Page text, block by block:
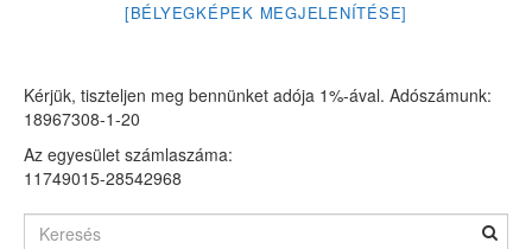
[BÉLYEGKÉPEK MEGJELENÍTÉSE]
Kérjük, tiszteljen meg bennünket adója 1%-ával. Adószámunk:
18967308-1-20
Az egyesület számlaszáma:
11749015-28542968